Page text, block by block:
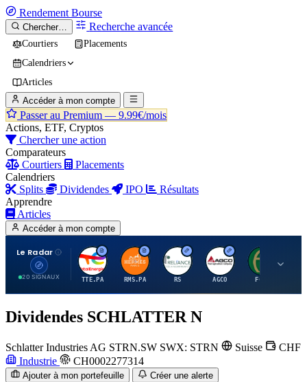
Rendement Bourse
Chercher… Recherche avancée
Courtiers
Placements
Calendriers
Articles
Accéder à mon compte
Passer au Premium — 9.99€/mois
Actions, ETF, Cryptos
Chercher une action
Comparateurs
Courtiers
Placements
Calendriers
Splits
Dividendes IPO
Résultats
Apprendre
Articles
Accéder à mon compte
Le Radar
20 SIGNAUX
T
TTE.PA
H
RMS.PA
R
RS
A
AGCO FCFS
Dividendes SCHLATTER N
Schlatter Industries AG STRN.SW SWX: STRN Suisse
CHF
Industrie
CH0002277314
Ajouter à mon portefeuille Créer une alerte